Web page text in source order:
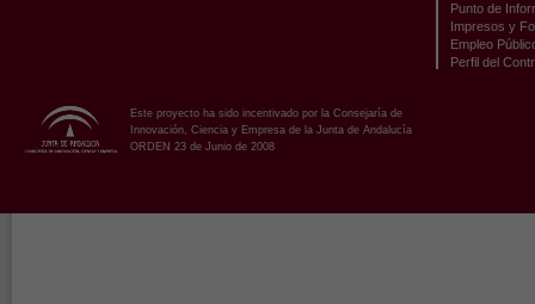
Punto de
Impresos y
Empleo
Perfil del
Este proyecto ha sido incentivado por la Consejaría de
Innovación, Ciencia y Empresa de la Junta de Andalucía
ORDEN 23 de Junio de 2008